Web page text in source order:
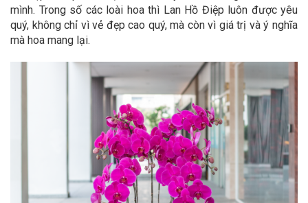
mình. Trong số các loài hoa thì Lan Hồ Điệp luôn được yêu
quý, không chỉ vì vẻ đẹp cao quý, mà còn vì giá trị và ý nghĩa
mà hoa mang lại.